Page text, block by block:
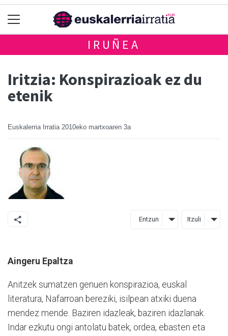
IRUÑEA
Iritzia: Konspirazioak ez du
etenik
Euskalerria Irratia 2010eko martxoaren 3a
Entzun Itzuli
Aingeru Epaltza
Anitzek sumatzen genuen konspirazioa, euskal
literatura, Nafarroan bereziki, isilpean atxiki duena
mendez mende. Baziren idazleak, baziren idazlanak.
Indar ezkutu ongi antolatu batek, ordea, ebasten eta